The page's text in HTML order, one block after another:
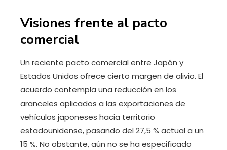
Visiones frente al pacto
comercial
Un reciente pacto comercial entre Japón y
Estados Unidos ofrece cierto margen de alivio. El
acuerdo contempla una reducción en los
aranceles aplicados a las exportaciones de
vehículos japoneses hacia territorio
estadounidense, pasando del 27,5 % actual a un
15 %. No obstante, aún no se ha especificado